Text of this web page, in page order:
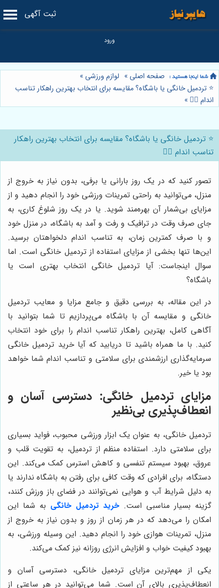
ثبت آگهی
صفحه اصلی » لوازم ورزشی »
⭐️ تردمیل خانگی یا باشگاه؟ مقایسه برای انتخاب بهترین راهکار تناسب
اندام 🏃‍♀️ »
⭐️ تردمیل خانگی یا باشگاه؟ مقایسه برای انتخاب بهترین راهکار
تناسب اندام 🏃‍♀️
تصور کنید که در یک روز بارانی یا برفی، بدون نیاز به خروج از
منزل، می‌توانید به راحتی تمرینات ورزشی خود را انجام دهید و از
مزایای بی‌شمار آن بهره‌مند شوید. یا در یک روز شلوغ کاری، به
جای صرف وقت در ترافیک و رفت و آمد به باشگاه، در منزل خود
و با صرف کمترین زمان، به تناسب اندام دلخواهتان برسید.
این‌ها تنها بخشی از مزایای استفاده از تردمیل خانگی است. اما
سوال اینجاست: آیا تردمیل خانگی انتخاب بهتری است یا
باشگاه؟
در این مقاله، به بررسی دقیق و جامع مزایا و معایب تردمیل
خانگی و مقایسه آن با باشگاه می‌پردازیم تا شما بتوانید با
آگاهی کامل، بهترین راهکار تناسب اندام را برای خود انتخاب
کنید. با ما همراه باشید تا دریابید که آیا خرید تردمیل خانگی
سرمایه‌گذاری ارزشمندی برای سلامتی و تناسب اندام شما خواهد
بود یا خیر.
مزایای تردمیل خانگی: دسترسی آسان و
انعطاف‌پذیری بی‌نظیر
تردمیل خانگی، به عنوان یک ابزار ورزشی محبوب، فواید بسیاری
برای سلامتی دارد. استفاده منظم از تردمیل، به تقویت قلب و
عروق، بهبود سیستم تنفسی و کاهش استرس کمک می‌کند. این
دستگاه، برای افرادی که وقت کافی برای رفتن به باشگاه ندارند یا
به دلیل شرایط آب و هوایی نمی‌توانند در فضای باز ورزش کنند،
گزینه بسیار مناسبی است. خرید تردمیل خانگی به شما این
امکان را می‌دهد که در هر زمان از روز و بدون نیاز به خروج از
منزل، تمرینات هوازی خود را انجام دهید. این وسیله ورزشی، به
بهبود کیفیت خواب و افزایش انرژی روزانه نیز کمک می‌کند.
یکی از مهم‌ترین مزایای تردمیل خانگی، دسترسی آسان و
انعطاف‌پذیری بالای آن است. شما می‌توانید در هر ساعتی از